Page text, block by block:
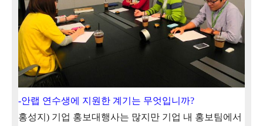
-안랩 연수생에 지원한 계기는 무엇입니까?
홍성지 ) 기업 홍보대행사는 많지만 기업 내 홍보팀에서